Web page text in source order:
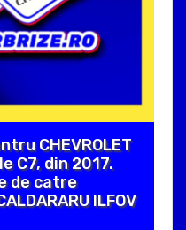
CHEVROLET
C7, din 2017.
de catre
ILFOV